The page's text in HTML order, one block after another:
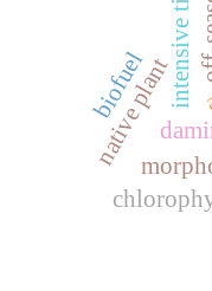
off-
native plant
biofuel